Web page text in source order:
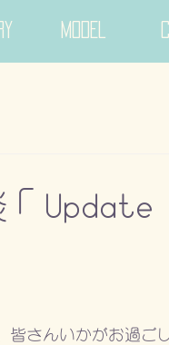
MODEL
「
皆さんいかがお過ご